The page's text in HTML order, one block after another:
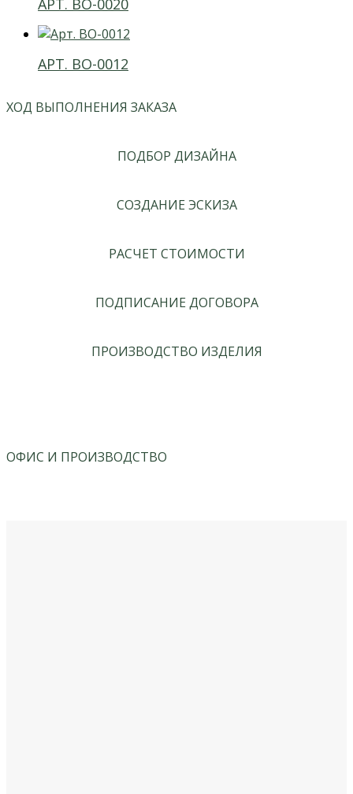
АРТ. ВО-0020
АРТ. ВО-0012
ХОД ВЫПОЛНЕНИЯ ЗАКАЗА
ПОДБОР ДИЗАЙНА
СОЗДАНИЕ ЭСКИЗА
РАСЧЕТ СТОИМОСТИ
ПОДПИСАНИЕ ДОГОВОРА
ПРОИЗВОДСТВО ИЗДЕЛИЯ
ОФИС И ПРОИЗВОДСТВО